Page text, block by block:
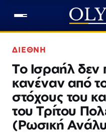
ΔΙΕΘΝΗ
Το Ισραήλ δεν
κανέναν από
στόχους του
του Τρίτου
(Ρωσική